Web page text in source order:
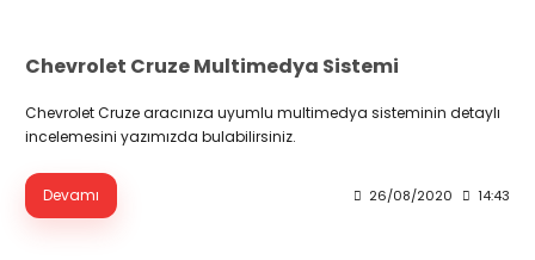
Chevrolet Cruze Multimedya Sistemi
Chevrolet Cruze aracınıza uyumlu multimedya sisteminin detaylı
incelemesini yazımızda bulabilirsiniz.
Devamı 26/08/2020 14:43